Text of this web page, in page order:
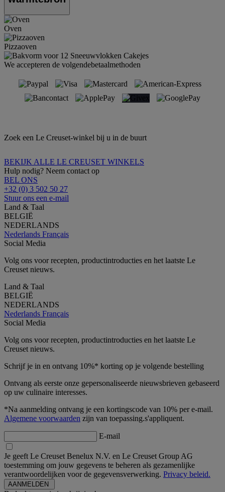
Oven
Pizzaoven
We accepteren de volgendebetaalmethoden
Zoek een Le Creuset-winkel bij u in de buurt
BEKIJK ALLE LE CREUSET WINKELS
Hulp nodig? Neem contact op
BEL ONS
+32 (0) 3 502 50 27
Stuur ons een e-mail
Land & Taal
BELGIË
NEDERLANDS
Nederlands Français
Social Media
Volg ons voor recepten, productintroducties en het laatste Le
Creuset nieuws.
Land & Taal
BELGIË
NEDERLANDS
Nederlands Français
Social Media
Volg ons voor recepten, productintroducties en het laatste Le
Creuset nieuws.
Schrijf je in en ontvang 10%* korting op je volgende bestelling
Ontvang als eerste onze gepersonaliseerde nieuwsbrieven gebaseerd
op uw culinaire interesses.
*Na aanmelding ontvang je een kortingscode van 10% per e-mail.
Algemene voorwaarden zijn van toepassing.s'appliquent.
E-mail
Je geeft Le Creuset Benelux N.V. en Le Creuset Group AG
toestemming om jouw gegevens te beheren als gezamenlijke
verantwoordelijken voor de gegevensverwerking. Privacy beleid.